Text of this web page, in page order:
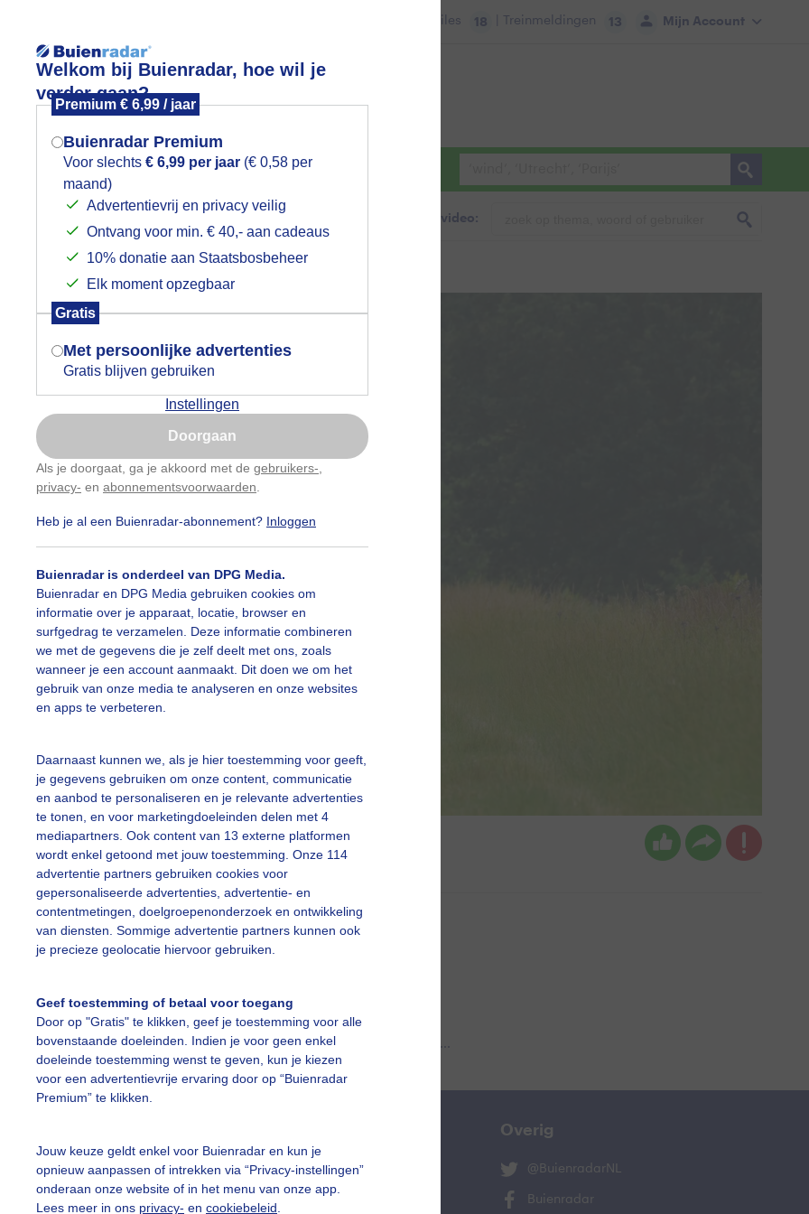
Welkom bij Buienradar, hoe wil je
verder gaan?
Premium € 6,99 / jaar
Buienradar Premium
Voor slechts € 6,99 per jaar (€ 0,58 per
maand)
Advertentievrij en privacy veilig
Ontvang voor min. € 40,- aan cadeaus
10% donatie aan Staatsbosbeheer
Elk moment opzegbaar
Gratis
Met persoonlijke advertenties
Gratis blijven gebruiken
Instellingen
Doorgaan
Als je doorgaat, ga je akkoord met de gebruikers-
privacy- en abonnementsvoorwaarden
Heb je al een Buienradar-abonnement? Inloggen
Buienradar is onderdeel van DPG Media.
Buienradar en DPG Media gebruiken cookies om
informatie over je apparaat, locatie, browser en
surfgedrag te verzamelen. Deze informatie combineren
we met de gegevens die je zelf deelt met ons, zoals
wanneer je een account aanmaakt. Dit doen we om het
gebruik van onze media te analyseren en onze websites
en apps te verbeteren.
Daarnaast kunnen we, als je hier toestemming voor geeft,
je gegevens gebruiken om onze content, communicatie
en aanbod te personaliseren en je relevante advertenties
te tonen, en voor marketingdoeleinden delen met 4
mediapartners. Ook content van 13 externe platformen
wordt enkel getoond met jouw toestemming. Onze 114
advertentie partners gebruiken cookies voor
gepersonaliseerde advertenties, advertentie- en
contentmetingen, doelgroepenonderzoek en ontwikkeling
van diensten. Sommige advertentie partners kunnen ook
je precieze geolocatie hiervoor gebruiken.
Geef toestemming of betaal voor toegang
Door op "Gratis" te klikken, geef je toestemming voor alle
bovenstaande doeleinden. Indien je voor geen enkel
doeleinde toestemming wenst te geven, kun je kiezen
voor een advertentievrije ervaring door op “Buienradar
Premium” te klikken.
Jouw keuze geldt enkel voor Buienradar en kun je
opnieuw aanpassen of intrekken via “Privacy-instellingen”
onderaan onze website of in het menu van onze app.
Lees meer in ons privacy- en cookiebeleid
Mijn Account
Files 18 | Treinmeldingen 13
Foto en video Weerzine
Zoeken in foto & video:
Cynthia Van Leusden Gemaakt: 16-06-2026, 66x bekeken
slideshow
Een moment geduld aub...
vragen
De Bilt
Overig
@BuienradarNL
Buienradar
Mogen we je locatie gebruiken voor
het weer?
Indien je hier nog geen akkoord op hebt
gegeven, verschijnt er zo een pop-up uit
je browser waarin deze toestemming
gevraagd wordt.
Is goed, toon de popup
Nu niet, misschien later
Gebruik je Safari en wil je niet elke dag deze pop-up
Klikhierom dit aan te passen